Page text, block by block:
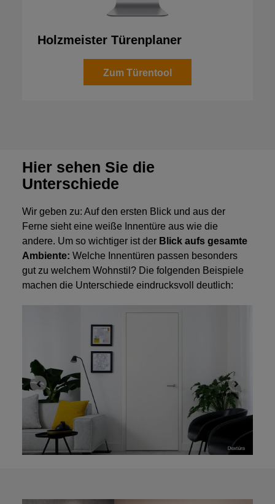
Holzmeister Türenplaner
Zum Türentool
Hier sehen Sie die
Unterschiede
Wir geben zu: Auf den ersten Blick und aus der
Ferne sieht eine weiße Innentüre aus wie die
andere. Um so wichtiger ist der Blick aufs gesamte
Ambiente: Welche Innentüren passen besonders
gut zu welchem Wohnstil? Die folgenden Beispiele
machen die Unterschiede eindrucksvoll deutlich: